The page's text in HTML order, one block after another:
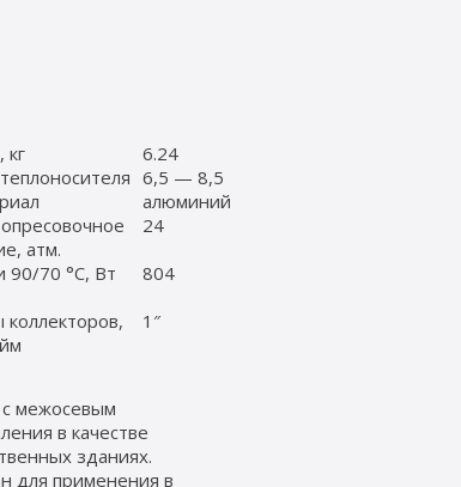
кг
6.24
6,5 — 8,5
алюминий
атм.
24
70 °C, Вт
804
1″
межосевым
в качестве
зданиях.
для применения в